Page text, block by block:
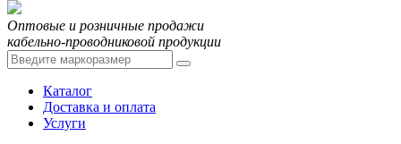
Оптовые и розничные продажи
кабельно-проводниковой продукции
Каталог
Доставка и оплата
Услуги